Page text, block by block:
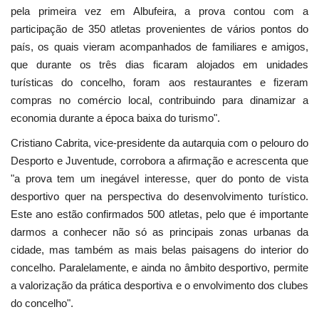
pela primeira vez em Albufeira, a prova contou com a
participação de 350 atletas provenientes de vários pontos do
país, os quais vieram acompanhados de familiares e amigos,
que durante os três dias ficaram alojados em unidades
turísticas do concelho, foram aos restaurantes e fizeram
compras no comércio local, contribuindo para dinamizar a
economia durante a época baixa do turismo".
Cristiano Cabrita, vice-presidente da autarquia com o pelouro do
Desporto e Juventude, corrobora a afirmação e acrescenta que
"a prova tem um inegável interesse, quer do ponto de vista
desportivo quer na perspectiva do desenvolvimento turístico.
Este ano estão confirmados 500 atletas, pelo que é importante
darmos a conhecer não só as principais zonas urbanas da
cidade, mas também as mais belas paisagens do interior do
concelho. Paralelamente, e ainda no âmbito desportivo, permite
a valorização da prática desportiva e o envolvimento dos clubes
do concelho".